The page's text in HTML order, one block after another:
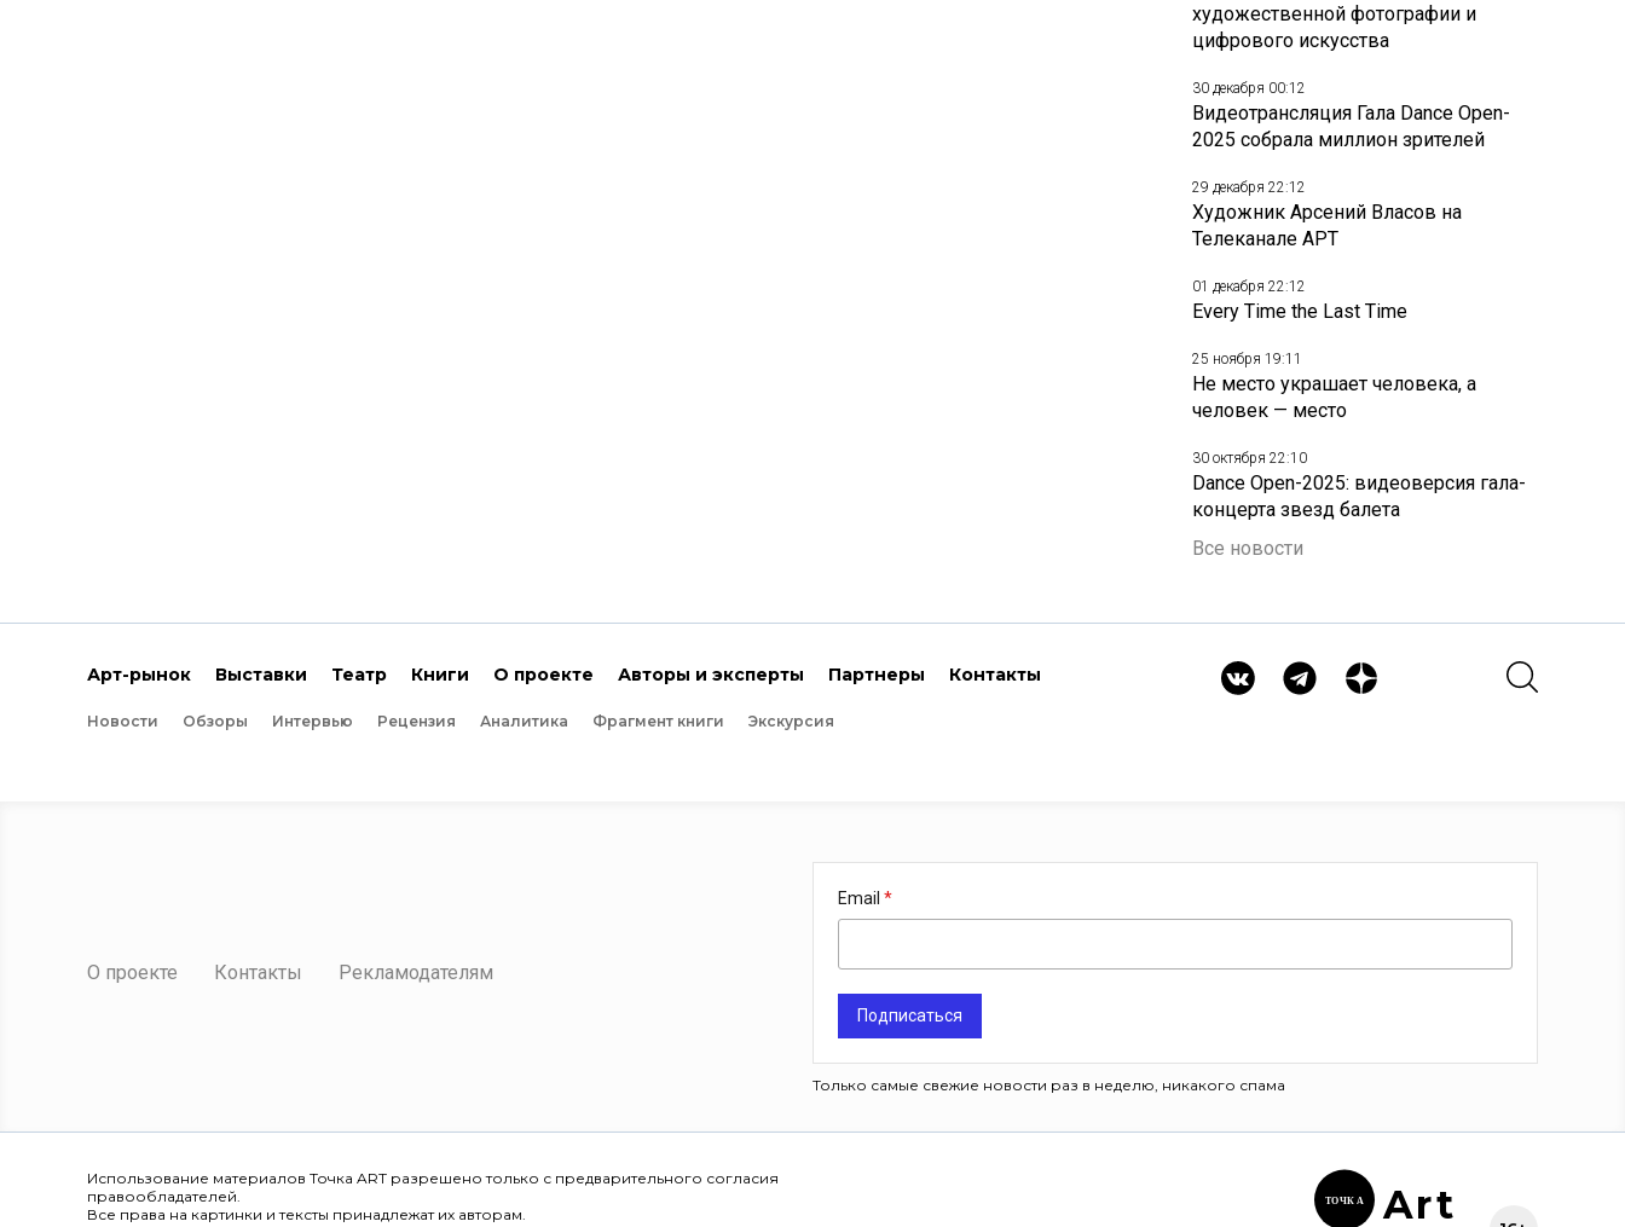
художественной фотографии и
цифрового искусства
30 декабря 00:12
Видеотрансляция Гала Dance Open-
2025 собрала миллион зрителей
29 декабря 22:12
Художник Арсений Власов на
Телеканале АРТ
01 декабря 22:12
Every Time the Last Time
25 ноября 19:11
Не место украшает человека, а
человек — место
30 октября 22:10
Dance Open-2025: видеоверсия гала-
концерта звезд балета
Все новости
Арт-рынок Выставки Театр Книги О проекте Авторы и эксперты Партнеры Контакты
Новости Обзоры Интервью Рецензия Аналитика Фрагмент книги Экскурсия
О проекте Контакты Рекламодателям
Email
Подписаться
Только самые свежие новости раз в неделю, никакого спама
Использование материалов Точка ART разрешено только с предварительного согласия
правообладателей.
Все права на картинки и тексты принадлежат их авторам.
ТОЧК А Art